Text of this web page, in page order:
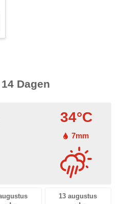
Dagen
34°C
7mm
13 augustus